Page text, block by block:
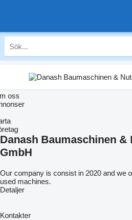
oss
Danash Baumaschinen &
GmbH
Our company is consist in 2020 and we
used machines.
Detaljer
Kontakter